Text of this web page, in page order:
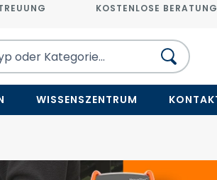
KOSTENLOSE BERATUNG
WISSENSZENTRUM